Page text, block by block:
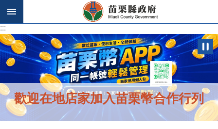
跳到主要內容區塊
:::
:::
歡迎在地店家加入苗栗幣合作行列